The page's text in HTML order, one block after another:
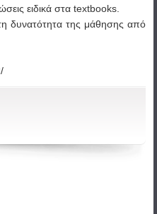
ειδικά στα textbooks.
δυνατότητα της μάθησης από